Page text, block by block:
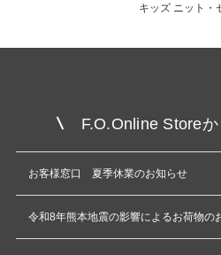
キッズ ニット・
F.O.Online Store
お客様窓口 夏季休業のお知らせ
令和8年熊本地震の影響によるお荷物の